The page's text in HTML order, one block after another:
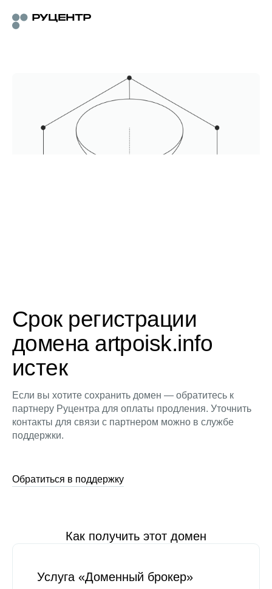
Срок регистрации
домена artpoisk.info
истек
Если вы хотите сохранить домен — обратитесь к
партнеру Руцентра для оплаты продления. Уточнить
контакты для связи с партнером можно в службе
поддержки.
Обратиться в поддержку
Как получить этот домен
Услуга «Доменный брокер»